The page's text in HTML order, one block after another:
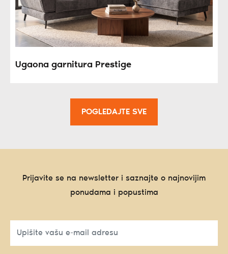
Ugaona garnitura Prestige
POGLEDAJTE SVE
Prijavite se na newsletter i saznajte o najnovijim
ponudama i popustima